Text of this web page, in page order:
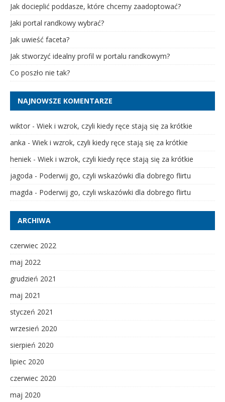
Jak docieplić poddasze, które chcemy zaadoptować?
Jaki portal randkowy wybrać?
Jak uwieść faceta?
Jak stworzyć idealny profil w portalu randkowym?
Co poszło nie tak?
NAJNOWSZE KOMENTARZE
wiktor - Wiek i wzrok, czyli kiedy ręce stają się za krótkie
anka - Wiek i wzrok, czyli kiedy ręce stają się za krótkie
heniek - Wiek i wzrok, czyli kiedy ręce stają się za krótkie
jagoda - Poderwij go, czyli wskazówki dla dobrego flirtu
magda - Poderwij go, czyli wskazówki dla dobrego flirtu
ARCHIWA
czerwiec 2022
maj 2022
grudzień 2021
maj 2021
styczeń 2021
wrzesień 2020
sierpień 2020
lipiec 2020
czerwiec 2020
maj 2020